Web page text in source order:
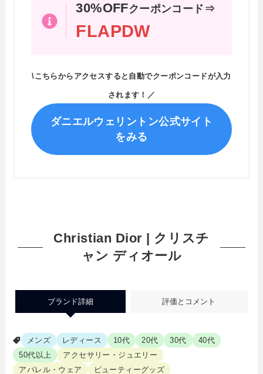
30%OFFクーポンコード⇒
FLAPDW
\こちらからアクセスすると自動でクーポンコードが入力
されます！／
ダニエルウェリントン公式サイト
をみる
Christian Dior | クリスチ
ャン ディオール
ブランド詳細 評価とコメント
メンズ レディース 10代 20代 30代
40代
50代以上
アクセサリー・ジュエリー
アパレル・ウェア
ビューティーグッズ